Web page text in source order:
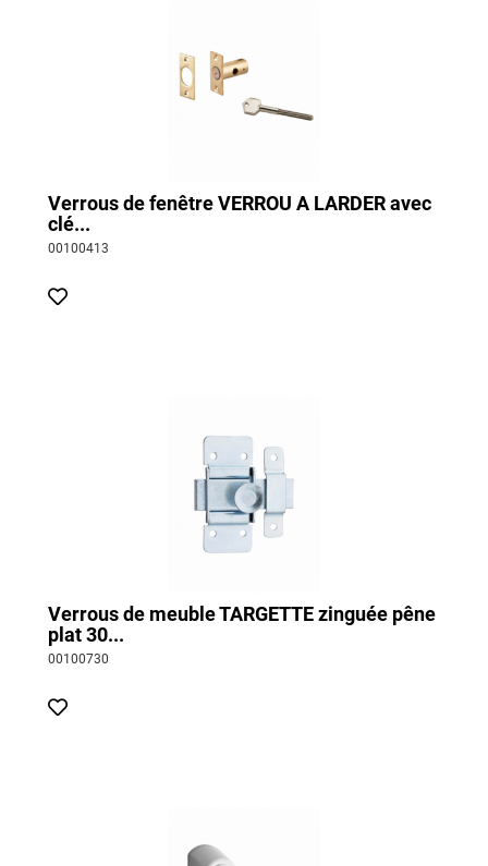
Verrous de fenêtre VERROU A LARDER avec
clé...
00100413
Verrous de meuble TARGETTE zinguée pêne
plat 30...
00100730